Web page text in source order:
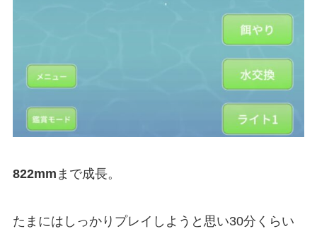
822mm まで成長。
たまにはしっかりプレイしようと思い30分くらい